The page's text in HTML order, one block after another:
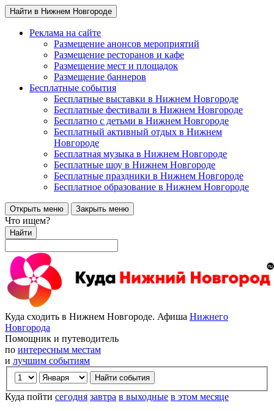
Найти в Нижнем Новгороде
Реклама на сайте
Размещение анонсов мероприятий
Размещение ресторанов и кафе
Размещение мест и площадок
Размещение баннеров
Бесплатные события
Бесплатные выставки в Нижнем Новгороде
Бесплатные фестивали в Нижнем Новгороде
Бесплатно с детьми в Нижнем Новгороде
Бесплатный активный отдых в Нижнем
Новгороде
Бесплатная музыка в Нижнем Новгороде
Бесплатные шоу в Нижнем Новгороде
Бесплатные праздники в Нижнем Новгороде
Бесплатное образование в Нижнем Новгороде
Открыть меню Закрыть меню
Что ищем?
Найти
Куда сходить в Нижнем Новгороде. Афиша Нижнего
Новгорода
Помощник и путеводитель
по интересным местам
и лучшим событиям
Куда пойти сегодня завтра в выходные в этом месяце